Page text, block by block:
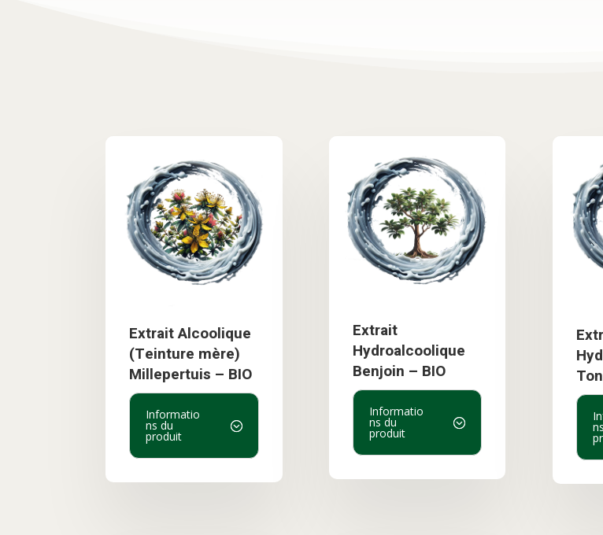
Extrait Alcoolique
(Teinture mère)
Millepertuis – BIO
Informatio
ns du
produit
Extrait
Hydroalcoolique
Benjoin – BIO
Informatio
ns du
produit